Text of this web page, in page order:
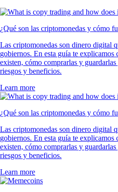
¿Qué son las criptomonedas y cómo
Las criptomonedas son dinero digital
gobiernos. En esta guía te
existen, cómo comprarlas y
riesgos y beneficios.
Learn more
¿Qué son las criptomonedas y cómo
Las criptomonedas son dinero digital
gobiernos. En esta guía te
existen, cómo comprarlas y
riesgos y beneficios.
Learn more